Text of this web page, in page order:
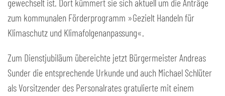
gewechselt ist. Dort kümmert sie sich aktuell um die Anträge
zum kommunalen Förderprogramm »Gezielt Handeln für
Klimaschutz und Klimafolgenanpassung«.
Zum Dienstjubiläum übereichte jetzt Bürgermeister Andreas
Sunder die entsprechende Urkunde und auch Michael Schlüter
als Vorsitzender des Personalrates gratulierte mit einem